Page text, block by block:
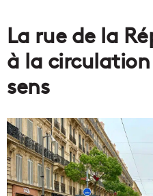
La rue de la
à la
sens